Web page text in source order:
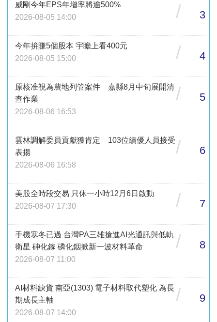
威剛今年EPS年增率將逾500%
2026-08-05 14:00
/ 3
今年拚賺5個股本 宇瞻上看400元
2026-08-05 15:00
/ 4
原核准視為農地列管案件 嘉縣8月中旬展開清
查作業
2026-08-06 16:53
/ 5
雲林調解委員貢獻獲肯定 103位績優人員接受
表揚
2026-08-06 16:58
/ 6
美股全時段交易 只休一小時12月6日啟動
2026-08-07 17:30
/ 7
手機寒冬已過 台灣PA三雄搶進AI光通訊與低軌
衛星 砷化鎵 磷化銦掀新一波材料革命
2026-08-07 11:00
/ 8
AI材料缺貨 南亞(1303) 電子材料取代塑化 為長
期成長主軸
2026-08-07 14:00
/ 9